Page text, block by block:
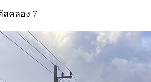
สคลอง 7